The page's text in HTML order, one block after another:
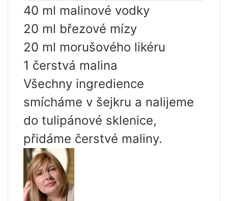
40 ml malinové vodky
20 ml březové mízy
20 ml morušového likéru
1 čerstvá malina
Všechny ingredience
smícháme v šejkru a nalijeme
do tulipánové sklenice,
přidáme čerstvé maliny.